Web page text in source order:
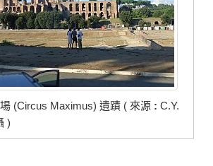
(Circus Maximus) 遺蹟 ( 來源 : C.Y.
)